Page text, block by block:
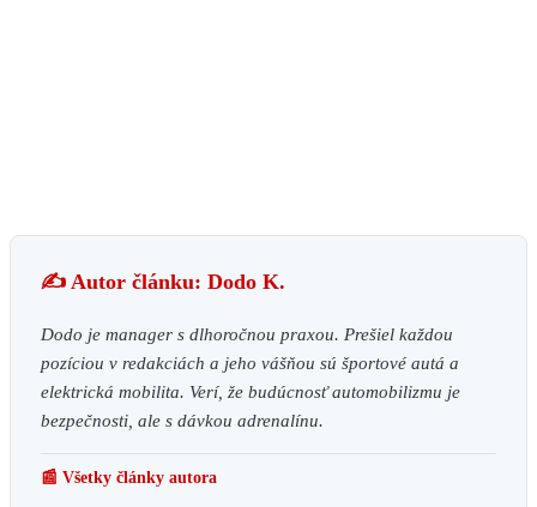
✍️ Autor článku: Dodo K.
Dodo je manager s dlhoročnou praxou. Prešiel každou
pozíciou v redakciách a jeho vášňou sú športové autá a
elektrická mobilita. Verí, že budúcnosť automobilizmu je
bezpečnosti, ale s dávkou adrenalínu.
📰 Všetky články autora